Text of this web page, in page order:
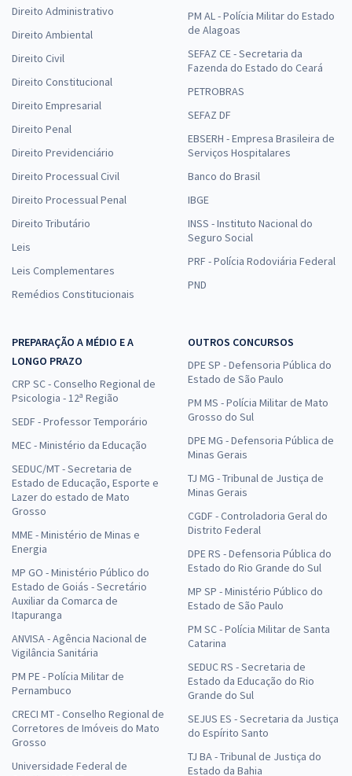
à vista
R$47,99
Economize R$ 143,98 (-20%)
TSE + TREs (Concurso Unificado) - Cargo 4: Analista Judiciário - Apoio
Especializado - Especialidade - Arquivologia
26,00
Economize R$ 78,00 (-20%)
Comprar
para Analista Judiciário - Área Administrativa e Técnico Judiciário -
Área Administrativa
R$ 263,92
R$21,99
Economize R$ 65,98 (-20%)
Comprar
Direito Administrativo
Direito Ambiental
Direito Civil
Direito Constitucional
Direito Empresarial
Direito Penal
Direito Previdenciário
Direito Processual Civil
Direito Processual Penal
Direito Tributário
Leis
Leis Complementares
Remédios Constitucionais
PM AL - Polícia Militar do Estado
de Alagoas
SEFAZ CE - Secretaria da
Fazenda do Estado do Ceará
PETROBRAS
SEFAZ DF
EBSERH - Empresa Brasileira de
Serviços Hospitalares
Banco do Brasil
IBGE
INSS - Instituto Nacional do
Seguro Social
PRF - Polícia Rodoviária Federal
PND
PREPARAÇÃO A MÉDIO E A
LONGO PRAZO
CRP SC - Conselho Regional de
Psicologia - 12ª Região
SEDF - Professor Temporário
MEC - Ministério da Educação
SEDUC/MT - Secretaria de
Estado de Educação, Esporte e
Lazer do estado de Mato
Grosso
MME - Ministério de Minas e
Energia
MP GO - Ministério Público do
Estado de Goiás - Secretário
Auxiliar da Comarca de
Itapuranga
ANVISA - Agência Nacional de
Vigilância Sanitária
PM PE - Polícia Militar de
Pernambuco
CRECI MT - Conselho Regional de
Corretores de Imóveis do Mato
Grosso
Universidade Federal de
OUTROS CONCURSOS
DPE SP - Defensoria Pública do
Estado de São Paulo
PM MS - Polícia Militar de Mato
Grosso do Sul
DPE MG - Defensoria Pública de
Minas Gerais
TJ MG - Tribunal de Justiça de
Minas Gerais
CGDF - Controladoria Geral do
Distrito Federal
DPE RS - Defensoria Pública do
Estado do Rio Grande do Sul
MP SP - Ministério Público do
Estado de São Paulo
PM SC - Polícia Militar de Santa
Catarina
SEDUC RS - Secretaria de
Estado da Educação do Rio
Grande do Sul
SEJUS ES - Secretaria da Justiça
do Espírito Santo
TJ BA - Tribunal de Justiça do
Estado da Bahia